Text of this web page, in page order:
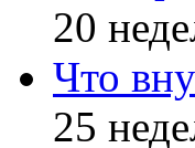
20
Что
25